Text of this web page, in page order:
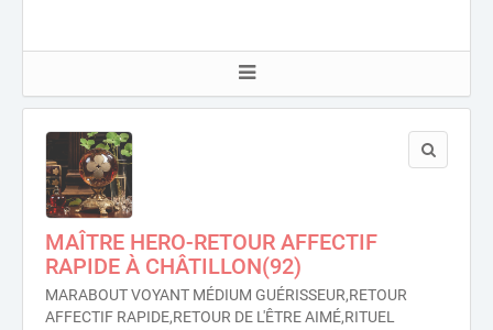
MAÎTRE HERO-RETOUR AFFECTIF
RAPIDE À CHÂTILLON(92)
MARABOUT VOYANT MÉDIUM GUÉRISSEUR,RETOUR
AFFECTIF RAPIDE,RETOUR DE L'ÊTRE AIMÉ,RITUEL